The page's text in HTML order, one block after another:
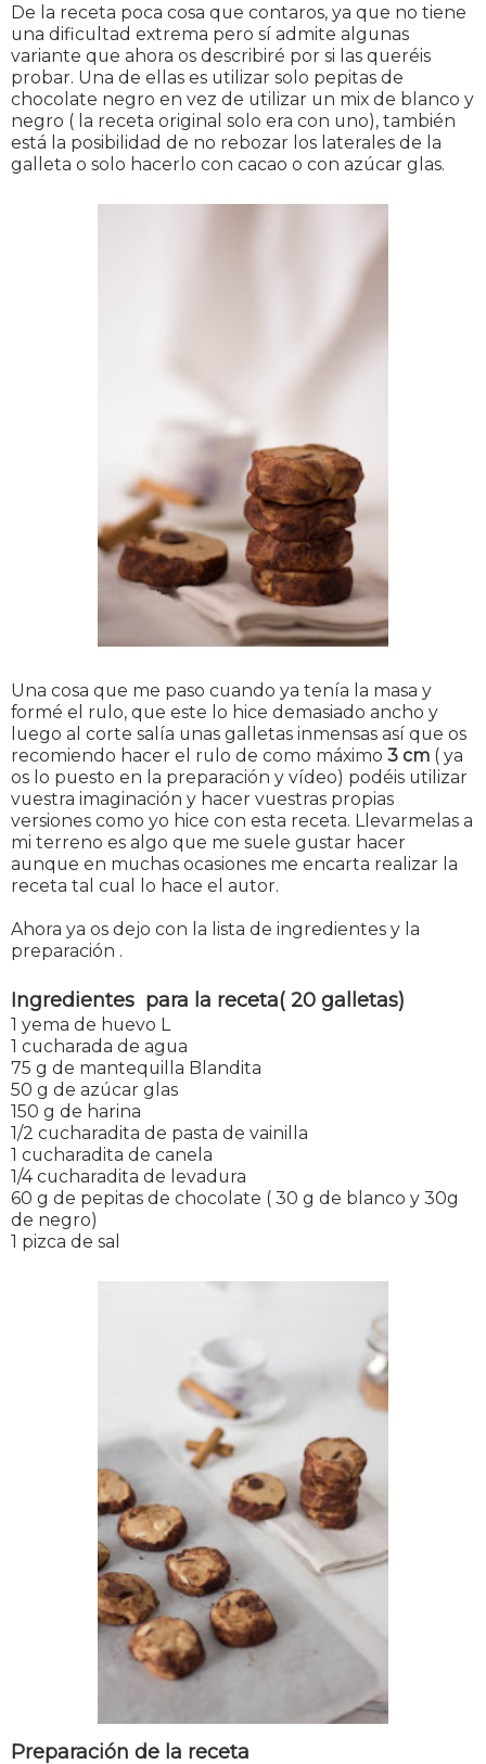
De la receta poca cosa que contaros, ya que no tiene
una dificultad extrema pero sí admite algunas
variante que ahora os describiré por si las queréis
probar. Una de ellas es utilizar solo pepitas de
chocolate negro en vez de utilizar un mix de blanco y
negro ( la receta original solo era con uno), también
está la posibilidad de no rebozar los laterales de la
galleta o solo hacerlo con cacao o con azúcar glas.
Una cosa que me paso cuando ya tenía la masa y
formé el rulo, que este lo hice demasiado ancho y
luego al corte salía unas galletas inmensas así que os
recomiendo hacer el rulo de como máximo 3 cm ( ya
os lo puesto en la preparación y vídeo) podéis utilizar
vuestra imaginación y hacer vuestras propias
versiones como yo hice con esta receta. Llevarmelas a
mi terreno es algo que me suele gustar hacer
aunque en muchas ocasiones me encarta realizar la
receta tal cual lo hace el autor.
Ahora ya os dejo con la lista de ingredientes y la
preparación .
Ingredientes para la receta( 20 galletas)
1 yema de huevo L
1 cucharada de agua
75 g de mantequilla Blandita
50 g de azúcar glas
150 g de harina
1/2 cucharadita de pasta de vainilla
1 cucharadita de canela
1/4 cucharadita de levadura
60 g de pepitas de chocolate ( 30 g de blanco y 30g
de negro)
1 pizca de sal
Preparación de la receta